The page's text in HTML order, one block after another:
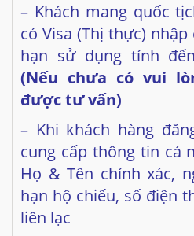
– Khách mang quốc
có Visa (Thị thực)
hạn sử dụng tính
(Nếu chưa có vui
được tư vấn)
– Khi khách hàng
cung cấp thông tin cá
Họ & Tên chính xác,
hạn hộ chiếu, số điện
liên lạc